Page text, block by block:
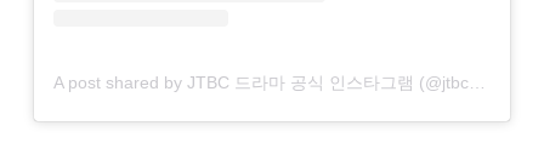
A post shared by JTBC 드라마 공식 인스타그램 (@jtbcdrama)